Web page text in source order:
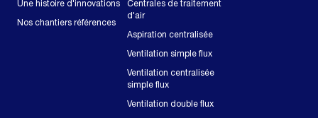
Une histoire d'innovations
Nos chantiers références
Centrales de traitement
d'air
Aspiration centralisée
Ventilation simple flux
Ventilation centralisée
simple flux
Ventilation double flux